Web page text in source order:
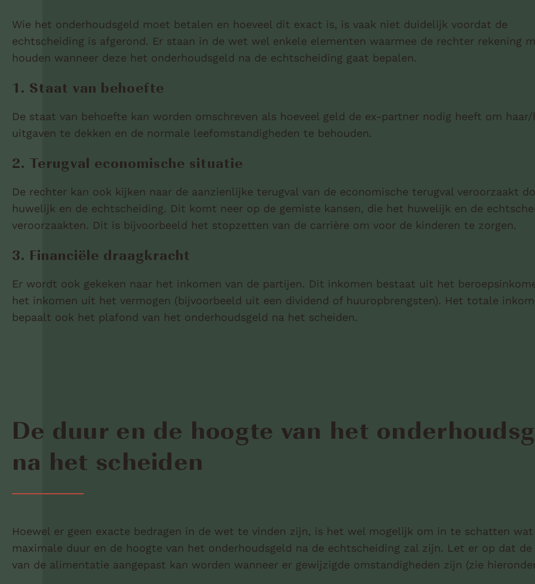
Wie het onderhoudsgeld moet betalen en hoeveel dit exact is, is vaak niet duidelijk voordat de
echtscheiding is afgerond. Er staan in de wet wel enkele elementen waarmee de rechter rekening
houden wanneer deze het onderhoudsgeld na de echtscheiding gaat bepalen.
1. Staat van behoefte
De staat van behoefte kan worden omschreven als hoeveel geld de ex-partner nodig heeft om haar/
uitgaven te dekken en de normale leefomstandigheden te behouden.
2. Terugval economische situatie
De rechter kan ook kijken naar de aanzienlijke terugval van de economische terugval veroorzaakt
huwelijk en de echtscheiding. Dit komt neer op de gemiste kansen, die het huwelijk en de
veroorzaakten. Dit is bijvoorbeeld het stopzetten van de carrière om voor de kinderen te zorgen.
3. Financiële draagkracht
Er wordt ook gekeken naar het inkomen van de partijen. Dit inkomen bestaat uit het
het inkomen uit het vermogen (bijvoorbeeld uit een dividend of huuropbrengsten). Het totale
bepaalt ook het plafond van het onderhoudsgeld na het scheiden.
De duur en de hoogte van het
na het scheiden
Hoewel er geen exacte bedragen in de wet te vinden zijn, is het wel mogelijk om in te schatten
maximale duur en de hoogte van het onderhoudsgeld na de echtscheiding zal zijn. Let er op dat
van de alimentatie aangepast kan worden wanneer er gewijzigde omstandigheden zijn (zie